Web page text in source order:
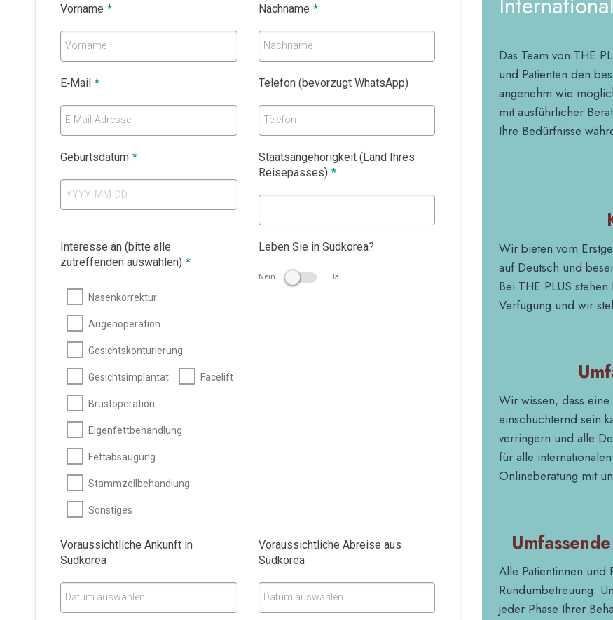
Vorname *
Vorname
Nachname *
Nachname
E‑Mail *
E-Mail-Adresse
Telefon (bevorzugt WhatsApp)
Telefon
Geburtsdatum *
Staatsangehörigkeit (Land Ihres
Reisepasses) *
Interesse an (bitte alle
zutreffenden auswählen) *
Nasenkorrektur
Augenoperation
Gesichtskonturierung
Gesichtsimplantat Facelift
Brustoperation
Eigenfettbehandlung
Fettabsaugung
Stammzellbehandlung
Sonstiges
Leben Sie in Südkorea?
Nein Ja
Voraussichtliche Ankunft in
Südkorea
Datum auswählen
Voraussichtliche Abreise aus
Südkorea
Datum auswählen
Das Team von THE
und Patienten den
angenehm wie
mit ausführlicher
Ihre Bedürfnisse
Wir bieten vom
auf Deutsch und
Bei THE PLUS
Verfügung und wir
Wir wissen, dass
einschüchternd sein
verringern und alle
für alle
Onlineberatung mit
Alle Patientinnen und
Rundumbetreuung:
jeder Phase Ihrer